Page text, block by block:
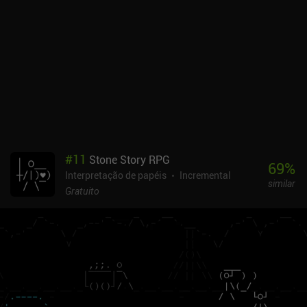
está procurando uma alternativa, esse jogo é muito bom. Ao jogar
o jogo, não fiquei impressionado nem desanimado - acho que
fiquei apenas... "impressionado". O Wuthering Waves é
Sugiro que você fique longe dos iAPs.
#11 Stone Story RPG
Interpretação de papéis
Incremental
Gratuito
69%
similar